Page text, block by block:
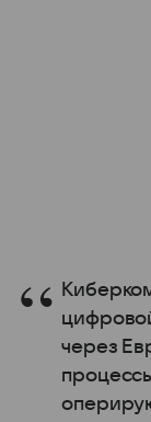
через